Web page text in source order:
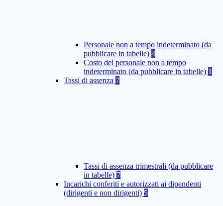
Personale non a tempo indeterminato (da
pubblicare in tabelle) 4
Costo del personale non a tempo
indeterminato (da pubblicare in tabelle) 1
Tassi di assenza 7
Tassi di assenza trimestrali (da pubblicare
in tabelle) 7
Incarichi conferiti e autorizzati ai dipendenti
(dirigenti e non dirigenti) 5